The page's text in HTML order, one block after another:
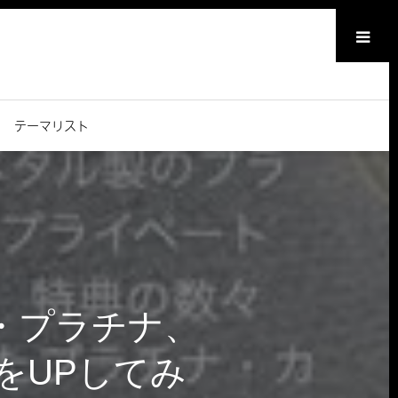
メニュー
テーマリスト
プラチナ、
UPしてみ